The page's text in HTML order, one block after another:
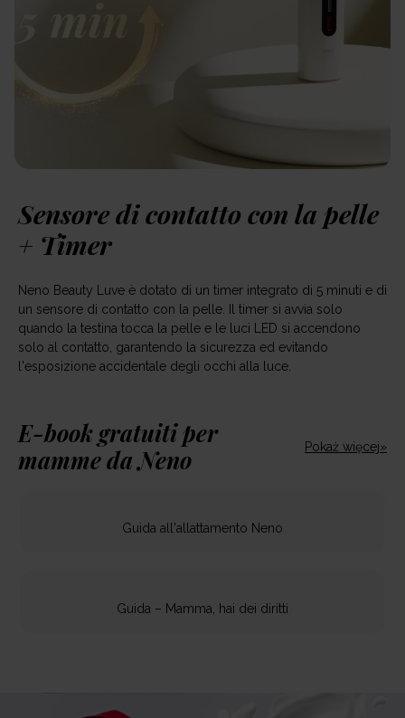
Sensore di contatto con la pelle
+ Timer
Neno Beauty Luve è dotato di un timer integrato di 5 minuti e di
un sensore di contatto con la pelle. Il timer si avvia solo
quando la testina tocca la pelle e le luci LED si accendono
solo al contatto, garantendo la sicurezza ed evitando
l'esposizione accidentale degli occhi alla luce.
E-book gratuiti per
mamme da Neno
Pokaż więcej»
Guida all'allattamento Neno
Guida – Mamma, hai dei diritti